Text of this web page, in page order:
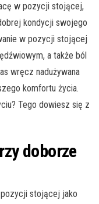
w pozycji stojącej,
kondycji swojego
w pozycji stojącej
a także ból
wręcz nadużywana
komfortu życia.
Tego dowiesz się z
doborze
stojącej jako